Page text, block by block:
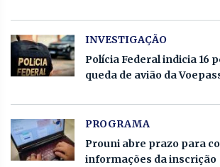
INVESTIGAÇÃO
Polícia Federal indicia 16
queda de avião da
PROGRAMA
Prouni abre prazo para
informações da inscrição